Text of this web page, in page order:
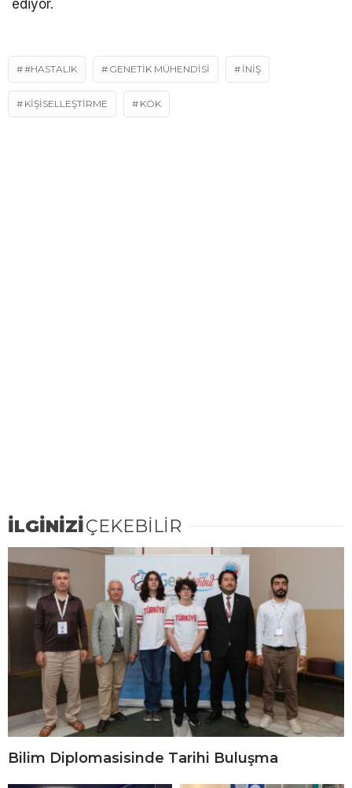
ediyor.
#HASTALIK GENETİK MÜHENDİSİ INIŞ
KİŞİSELLEŞTİRME KÖK
İLGİNİZİÇEKEBİLİR
Bilim Diplomasisinde Tarihi Buluşma